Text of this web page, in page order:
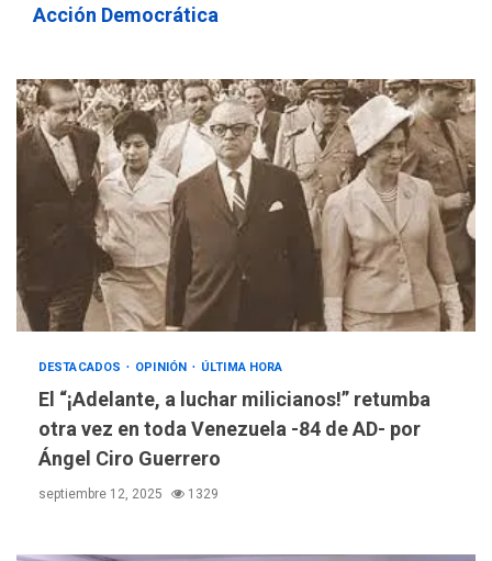
Acción Democrática
DESTACADOS OPINIÓN ÚLTIMA HORA
El “¡Adelante, a luchar milicianos!” retumba
otra vez en toda Venezuela -84 de AD- por
Ángel Ciro Guerrero
septiembre 12, 2025 1329